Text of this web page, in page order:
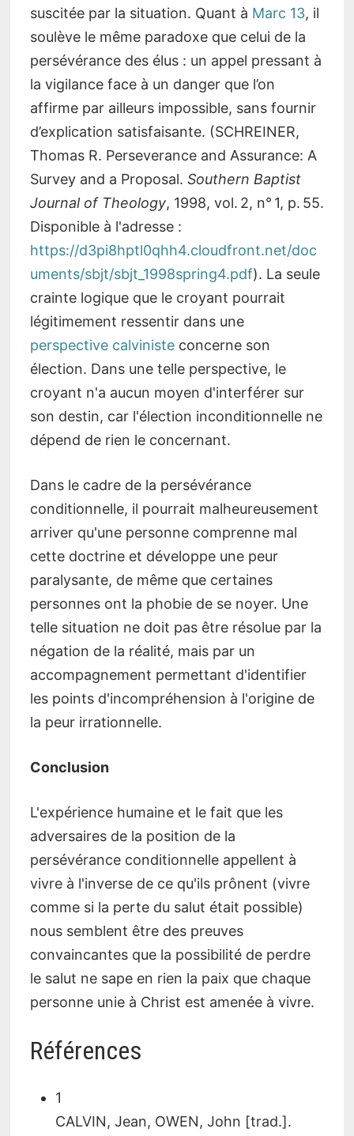
suscitée par la situation. Quant à Marc 13, il
soulève le même paradoxe que celui de la
persévérance des élus : un appel pressant à
la vigilance face à un danger que l’on
affirme par ailleurs impossible, sans fournir
d’explication satisfaisante. (SCHREINER,
Thomas R. Perseverance and Assurance: A
Survey and a Proposal. Southern Baptist
Journal of Theology, 1998, vol. 2, n° 1, p. 55.
Disponible à l'adresse :
https://d3pi8hptl0qhh4.cloudfront.net/doc
uments/sbjt/sbjt_1998spring4.pdf). La seule
crainte logique que le croyant pourrait
légitimement ressentir dans une
perspective calvinisteconcerne son
élection. Dans une telle perspective, le
croyant n'a aucun moyen d'interférer sur
son destin, car l'élection inconditionnelle ne
dépend de rien le concernant.
Dans le cadre de la persévérance
conditionnelle, il pourrait malheureusement
arriver qu'une personne comprenne mal
cette doctrine et développe une peur
paralysante, de même que certaines
personnes ont la phobie de se noyer. Une
telle situation ne doit pas être résolue par la
négation de la réalité, mais par un
accompagnement permettant d'identifier
les points d'incompréhension à l'origine de
la peur irrationnelle.
Conclusion
L'expérience humaine et le fait que les
adversaires de la position de la
persévérance conditionnelle appellent à
vivre à l'inverse de ce qu'ils prônent (vivre
comme si la perte du salut était possible)
nous semblent être des preuves
convaincantes que la possibilité de perdre
le salut ne sape en rien la paix que chaque
personne unie à Christ est amenée à vivre.
Références
1
CALVIN, Jean, OWEN, John [trad.].